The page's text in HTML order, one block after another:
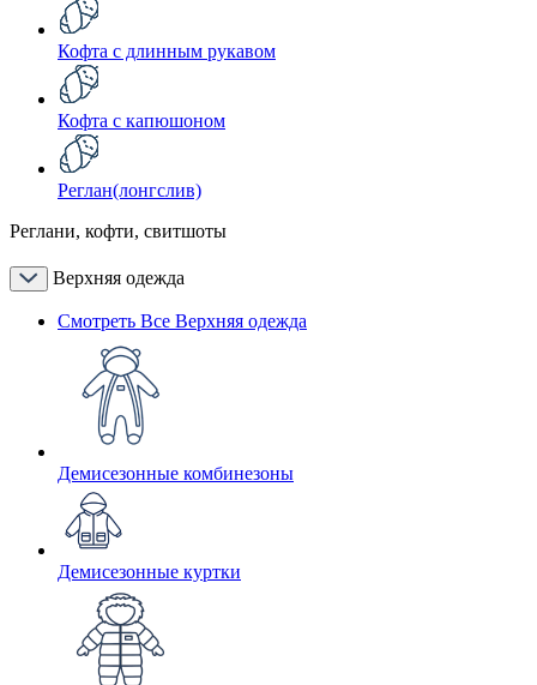
Кофта с длинным рукавом
Кофта с капюшоном
Реглан(лонгслив)
Реглани, кофти, свитшоты
Верхняя одежда
Смотреть Все Верхняя одежда
Демисезонные комбинезоны
Демисезонные куртки